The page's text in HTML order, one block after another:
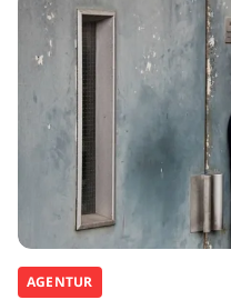
AGENTUR